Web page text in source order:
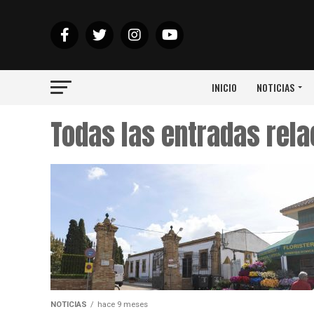
INICIO NOTICIAS
Todas las entradas
NOTICIAS hace 9 meses